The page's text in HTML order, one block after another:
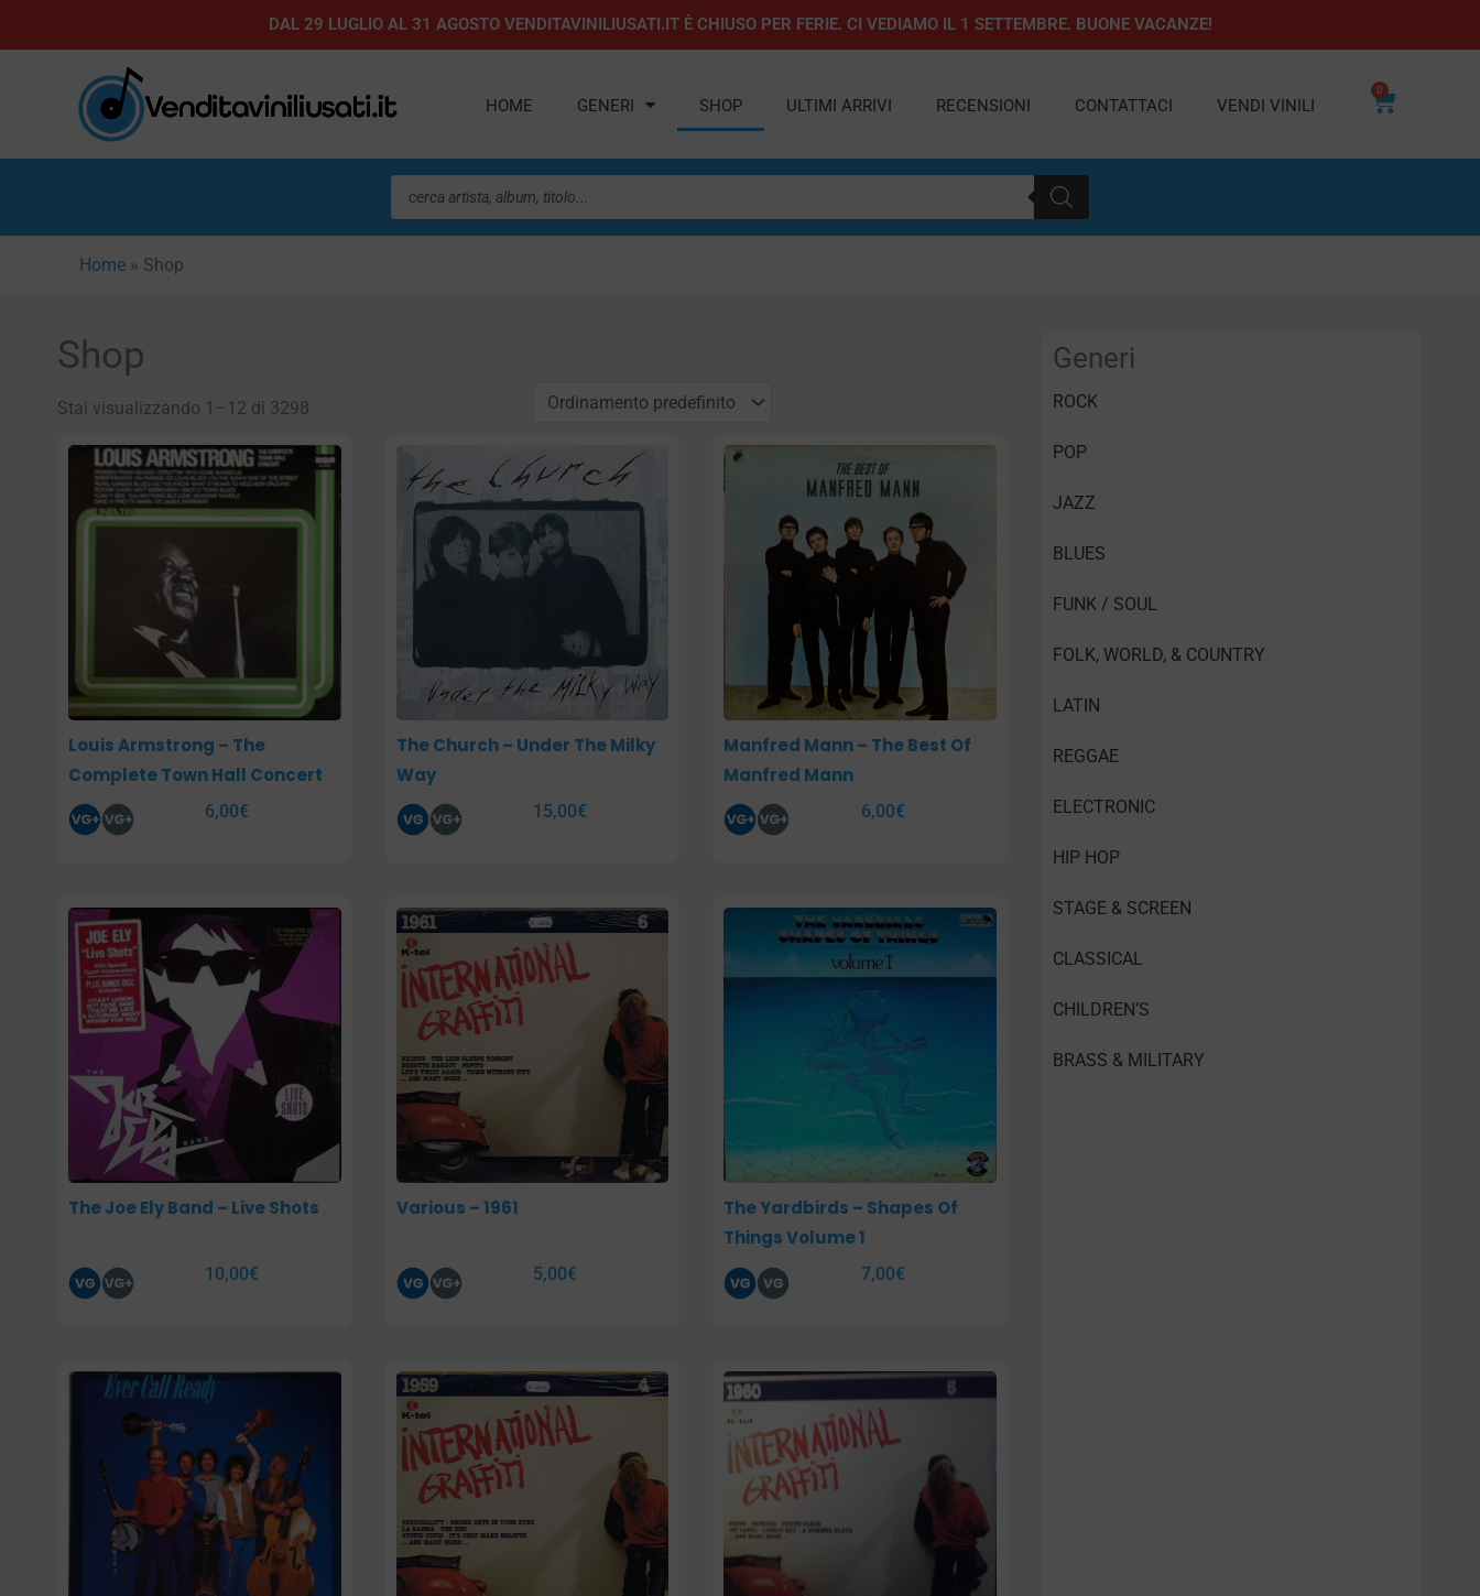
al
DAL 29 LUGLIO AL 31 AGOSTO VENDITAVINILIUSATI.IT È CHIUSO PER FERIE. CI VEDIAMO IL 1 SETTEMBRE. BUONE VACANZE!
HOME GENERI SHOP ULTIMI ARRIVI RECENSIONI CONTATTACI VENDI VINILI
0
Carrello
Ricerca
prodotti
Home » Shop
Shop
Stai visualizzando 1–12 di 3298
Louis Armstrong – The
Complete Town Hall Concert
6,00€
The Church – Under The Milky
Way
15,00€
Manfred Mann – The Best Of
Manfred Mann
6,00€
The Joe Ely Band – Live Shots
10,00€
Various – 1961
5,00€
The Yardbirds – Shapes Of
Things Volume 1
7,00€
Pagina
Generi
ROCK
POP
JAZZ
BLUES
FUNK / SOUL
FOLK, WORLD, & COUNTRY
LATIN
REGGAE
ELECTRONIC
HIP HOP
STAGE & SCREEN
CLASSICAL
CHILDREN’S
BRASS & MILITARY